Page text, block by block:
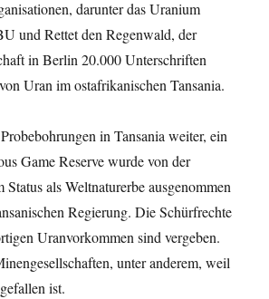
darunter das Uranium
und Rettet den Regenwald, der
in Berlin 20.000 Unterschriften
Uran im ostafrikanischen Tansania.
in Tansania weiter, ein
Game Reserve wurde von der
als Weltnaturerbe ausgenommen
Regierung. Die Schürfrechte
Uranvorkommen sind vergeben.
unter anderem, weil
ist.